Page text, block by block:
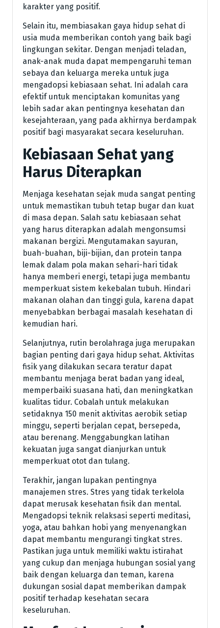
karakter yang positif.
Selain itu, membiasakan gaya hidup sehat di
usia muda memberikan contoh yang baik bagi
lingkungan sekitar. Dengan menjadi teladan,
anak-anak muda dapat mempengaruhi teman
sebaya dan keluarga mereka untuk juga
mengadopsi kebiasaan sehat. Ini adalah cara
efektif untuk menciptakan komunitas yang
lebih sadar akan pentingnya kesehatan dan
kesejahteraan, yang pada akhirnya berdampak
positif bagi masyarakat secara keseluruhan.
Kebiasaan Sehat yang
Harus Diterapkan
Menjaga kesehatan sejak muda sangat penting
untuk memastikan tubuh tetap bugar dan kuat
di masa depan. Salah satu kebiasaan sehat
yang harus diterapkan adalah mengonsumsi
makanan bergizi. Mengutamakan sayuran,
buah-buahan, biji-bijian, dan protein tanpa
lemak dalam pola makan sehari-hari tidak
hanya memberi energi, tetapi juga membantu
memperkuat sistem kekebalan tubuh. Hindari
makanan olahan dan tinggi gula, karena dapat
menyebabkan berbagai masalah kesehatan di
kemudian hari.
Selanjutnya, rutin berolahraga juga merupakan
bagian penting dari gaya hidup sehat. Aktivitas
fisik yang dilakukan secara teratur dapat
membantu menjaga berat badan yang ideal,
memperbaiki suasana hati, dan meningkatkan
kualitas tidur. Cobalah untuk melakukan
setidaknya 150 menit aktivitas aerobik setiap
minggu, seperti berjalan cepat, bersepeda,
atau berenang. Menggabungkan latihan
kekuatan juga sangat dianjurkan untuk
memperkuat otot dan tulang.
Terakhir, jangan lupakan pentingnya
manajemen stres. Stres yang tidak terkelola
dapat merusak kesehatan fisik dan mental.
Mengadopsi teknik relaksasi seperti meditasi,
yoga, atau bahkan hobi yang menyenangkan
dapat membantu mengurangi tingkat stres.
Pastikan juga untuk memiliki waktu istirahat
yang cukup dan menjaga hubungan sosial yang
baik dengan keluarga dan teman, karena
dukungan sosial dapat memberikan dampak
positif terhadap kesehatan secara
keseluruhan.